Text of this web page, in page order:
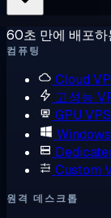
60초 만에 배포하
컴퓨팅
Cloud
고성능
GPU VPS
Custom
원격 데스크톱